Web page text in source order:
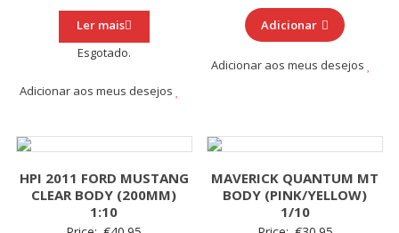
Ler mais
Esgotado.
Adicionar aos meus desejos
Adicionar
Adicionar aos meus desejos
HPI 2011 FORD MUSTANG
CLEAR BODY (200MM)
1:10
MAVERICK QUANTUM MT
BODY (PINK/YELLOW)
1/10